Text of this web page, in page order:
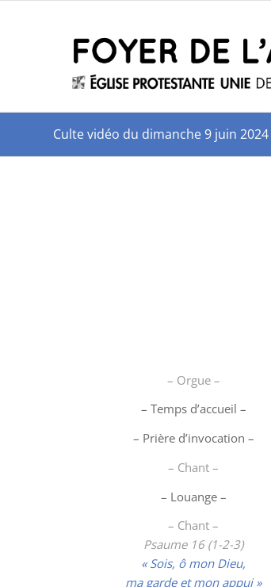
Culte vidéo du dimanche 9 juin
– Orgue –
– Temps d’accueil –
– Prière d’invocation –
– Chant –
– Louange –
– Chant –
Psaume 16 (1-2-3)
« Sois, ô mon Dieu,
ma garde et mon appui »